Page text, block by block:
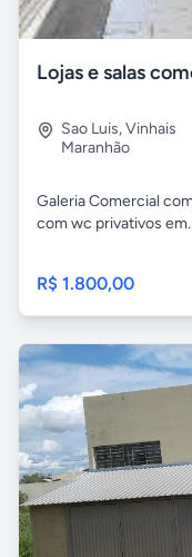
Lojas e salas
Sao Luis,Vinhais
Maranhão
Galeria Comercial
com wc privativos
R$ 1.800,00